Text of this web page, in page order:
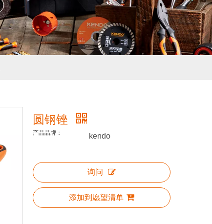
圆钢锉
产品品牌： kendo
询问
添加到愿望清单